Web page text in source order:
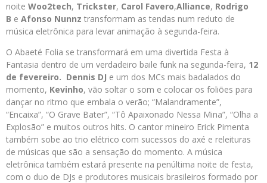
noite Woo2tech, Trickster, Carol Favero,Alliance, Rodrigo
B e Afonso Nunnz transformam as tendas num reduto de
música eletrônica para levar animação à segunda-feira.
O Abaeté Folia se transformará em uma divertida Festa à
Fantasia dentro de um verdadeiro baile funk na segunda-feira, 12
de fevereiro. Dennis DJ e um dos MCs mais badalados do
momento, Kevinho, vão soltar o som e colocar os foliões para
dançar no ritmo que embala o verão; “Malandramente”,
“Encaixa”, “O Grave Bater”, “Tô Apaixonado Nessa Mina”, “Olha a
Explosão” e muitos outros hits. O cantor mineiro Erick Pimenta
também sobe ao trio elétrico com sucessos do axé e releituras
de músicas que são a sensação do momento. A música
eletrônica também estará presente na penúltima noite de festa,
com o duo de DJs e produtores musicais brasileiros formado por